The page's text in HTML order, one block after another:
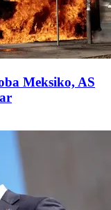
Meksiko, AS